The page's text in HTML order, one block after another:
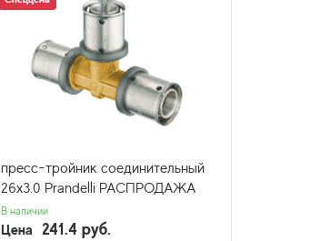
пресс-тройник соединительный
26х3.0 Prandelli РАСПРОДАЖА
В наличии
Цена 241.4 руб.